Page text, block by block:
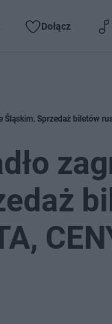
Dołącz
Sprzedaż biletów